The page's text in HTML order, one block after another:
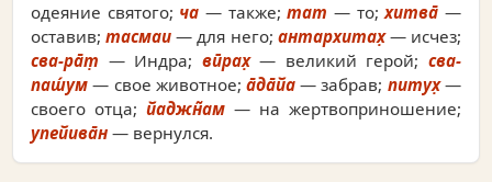
одеяние святого; ча — также;тат — то;хитва̄ —
оставив;тасмаи — для него; антархитах̣— исчез;
сва-ра̄т̣ — Индра; вӣрах̣— великий герой; сва-
паш́ум — свое животное; а̄да̄йа — забрав; питух̣—
своего отца;йаджн̃ам — на жертвоприношение;
упейива̄н — вернулся.